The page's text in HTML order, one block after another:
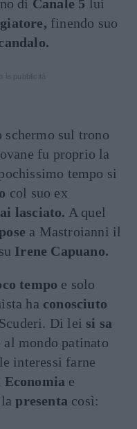
di Canale 5 lui
finendo suo
schermo sul trono
fu proprio la
tempo si
col suo ex
lasciato. A quel
a Mastroianni il
Irene Capuano.
tempo e solo
ha conosciuto
Di lei si sa
al mondo patinato
interessi farne
Economia e
lapresenta così: